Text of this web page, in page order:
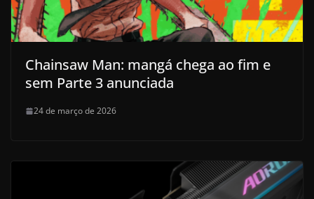
Chainsaw Man: mangá chega ao fim e
sem Parte 3 anunciada
24 de março de 2026